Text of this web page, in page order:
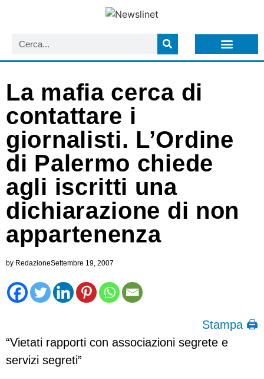
La mafia cerca di
contattare i
giornalisti. L’Ordine
di Palermo chiede
agli iscritti una
dichiarazione di non
appartenenza
by RedazioneSettembre 19, 2007
Stampa 🖨
“Vietati rapporti con associazioni segrete e
servizi segreti”